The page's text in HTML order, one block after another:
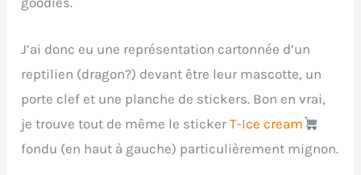
J’ai donc eu une représentation cartonnée d’un
reptilien (dragon?) devant être leur mascotte, un
porte clef et une planche de stickers. Bon en vrai,
je trouve tout de même le stickerT-Ice cream
fondu (en haut à gauche) particulièrement mignon.